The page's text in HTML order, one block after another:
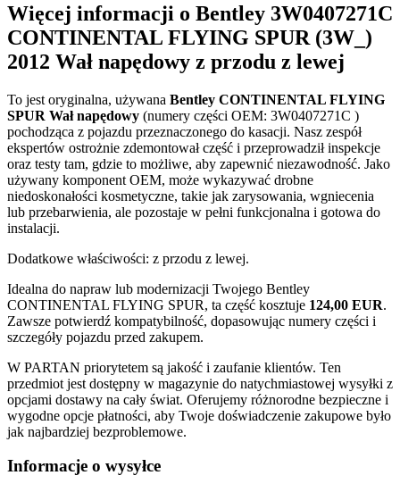
Więcej informacji o Bentley 3W0407271C
CONTINENTAL FLYING SPUR (3W_)
2012 Wał napędowy z przodu z lewej
To jest oryginalna, używana Bentley CONTINENTAL FLYING
SPUR Wał napędowy (numery części OEM: 3W0407271C )
pochodząca z pojazdu przeznaczonego do kasacji. Nasz zespół
ekspertów ostrożnie zdemontował część i przeprowadził inspekcje
oraz testy tam, gdzie to możliwe, aby zapewnić niezawodność. Jako
używany komponent OEM, może wykazywać drobne
niedoskonałości kosmetyczne, takie jak zarysowania, wgniecenia
lub przebarwienia, ale pozostaje w pełni funkcjonalna i gotowa do
instalacji.
Dodatkowe właściwości: z przodu z lewej.
Idealna do napraw lub modernizacji Twojego Bentley
CONTINENTAL FLYING SPUR, ta część kosztuje 124,00 EUR.
Zawsze potwierdź kompatybilność, dopasowując numery części i
szczegóły pojazdu przed zakupem.
W PARTAN priorytetem są jakość i zaufanie klientów. Ten
przedmiot jest dostępny w magazynie do natychmiastowej wysyłki z
opcjami dostawy na cały świat. Oferujemy różnorodne bezpieczne i
wygodne opcje płatności, aby Twoje doświadczenie zakupowe było
jak najbardziej bezproblemowe.
Informacje o wysyłce